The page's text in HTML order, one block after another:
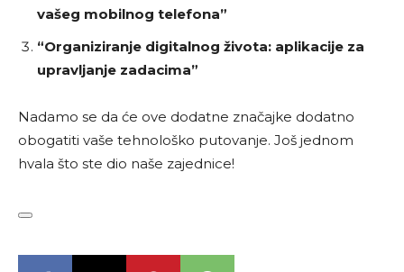
vašeg mobilnog telefona”
“Organiziranje digitalnog života: aplikacije za
upravljanje zadacima”
Nadamo se da će ove dodatne značajke dodatno
obogatiti vaše tehnološko putovanje. Još jednom
hvala što ste dio naše zajednice!